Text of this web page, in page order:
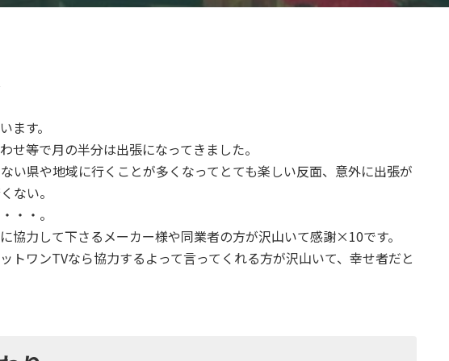
ます。
せ等で月の半分は出張になってきました。
い県や地域に行くことが多くなってとても楽しい反面、意外に出張が
ない。
・・。
協力して下さるメーカー様や同業者の方が沢山いて感謝×10です。
トワンTVなら協力するよって言ってくれる方が沢山いて、幸せ者だと